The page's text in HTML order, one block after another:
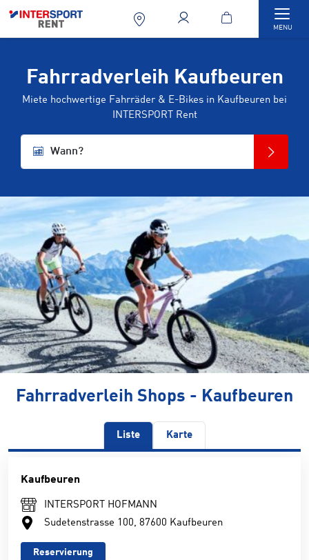
MENU
Fahrradverleih Kaufbeuren
Miete hochwertige Fahrräder & E-Bikes in Kaufbeuren bei
INTERSPORT Rent
Wann?
Fahrradverleih Shops - Kaufbeuren
Liste Karte
Kaufbeuren
INTERSPORT HOFMANN
Sudetenstrasse 100, 87600 Kaufbeuren
Reservierung